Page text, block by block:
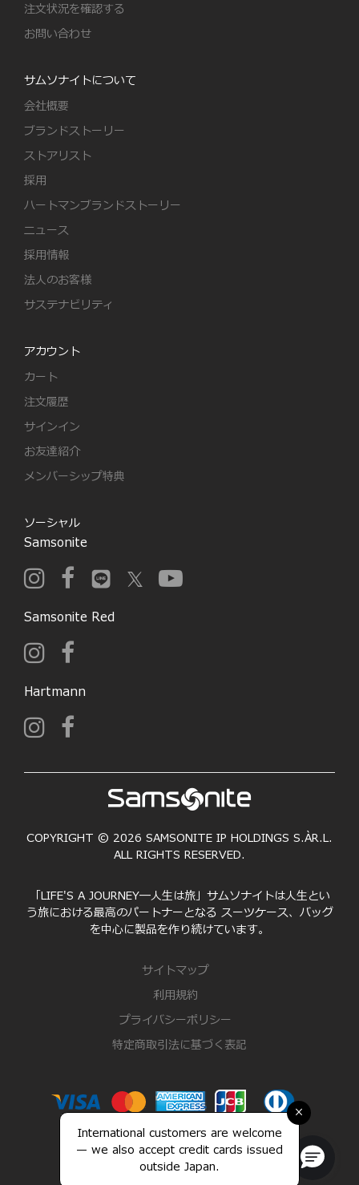
×
International customers are welcome
— we also accept credit cards issued
outside Japan.
注文状況を確認する
お問い合わせ
サムソナイトについて
会社概要
ブランドストーリー
ストアリスト
採用
ハートマンブランドストーリー
ニュース
採用情報
法人のお客様
サステナビリティ
アカウント
カート
注文履歴
サインイン
お友達紹介
メンバーシップ特典
ソーシャル
Samsonite
Samsonite Red
Hartmann
COPYRIGHT © 2026 SAMSONITE IP HOLDINGS S.ÀR.L.
ALL RIGHTS RESERVED.
「LIFE'S A JOURNEY―人生は旅」サムソナイトは人生とい
う旅における最高のパートナーとなる スーツケース、バッグ
を中心に製品を作り続けています。
サイトマップ
利用規約
プライバシーポリシー
特定商取引法に基づく表記